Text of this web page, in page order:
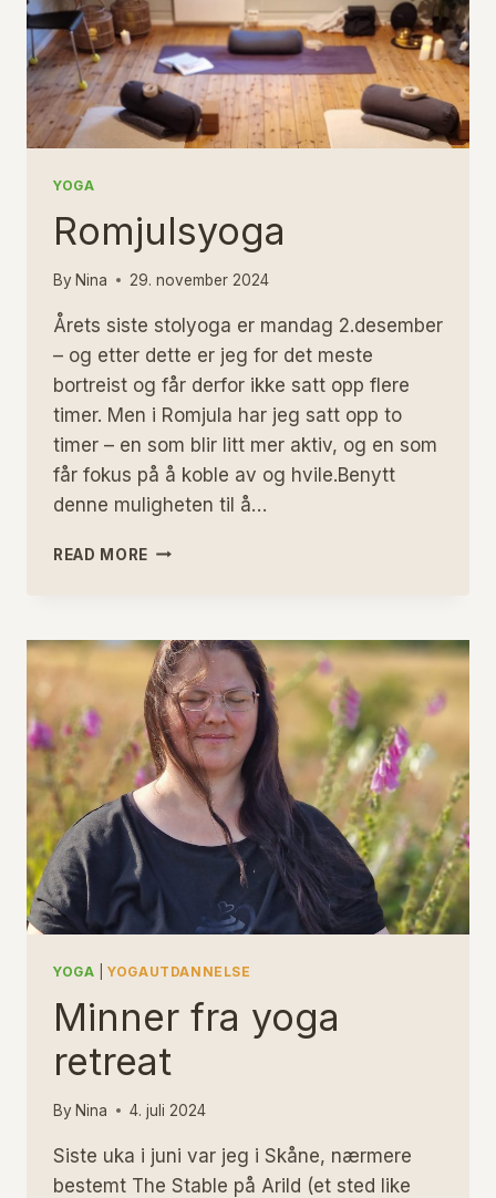
YOGA
Romjulsyoga
By Nina 29. november 2024
Årets siste stolyoga er mandag 2.desember
– og etter dette er jeg for det meste
bortreist og får derfor ikke satt opp flere
timer. Men i Romjula har jeg satt opp to
timer – en som blir litt mer aktiv, og en som
får fokus på å koble av og hvile.Benytt
denne muligheten til å…
READ MORE ROMJULSYOGA
YOGA |YOGAUTDANNELSE
Minner fra yoga
retreat
By Nina 4. juli 2024
Siste uka i juni var jeg i Skåne, nærmere
bestemt The Stable på Arild (et sted like